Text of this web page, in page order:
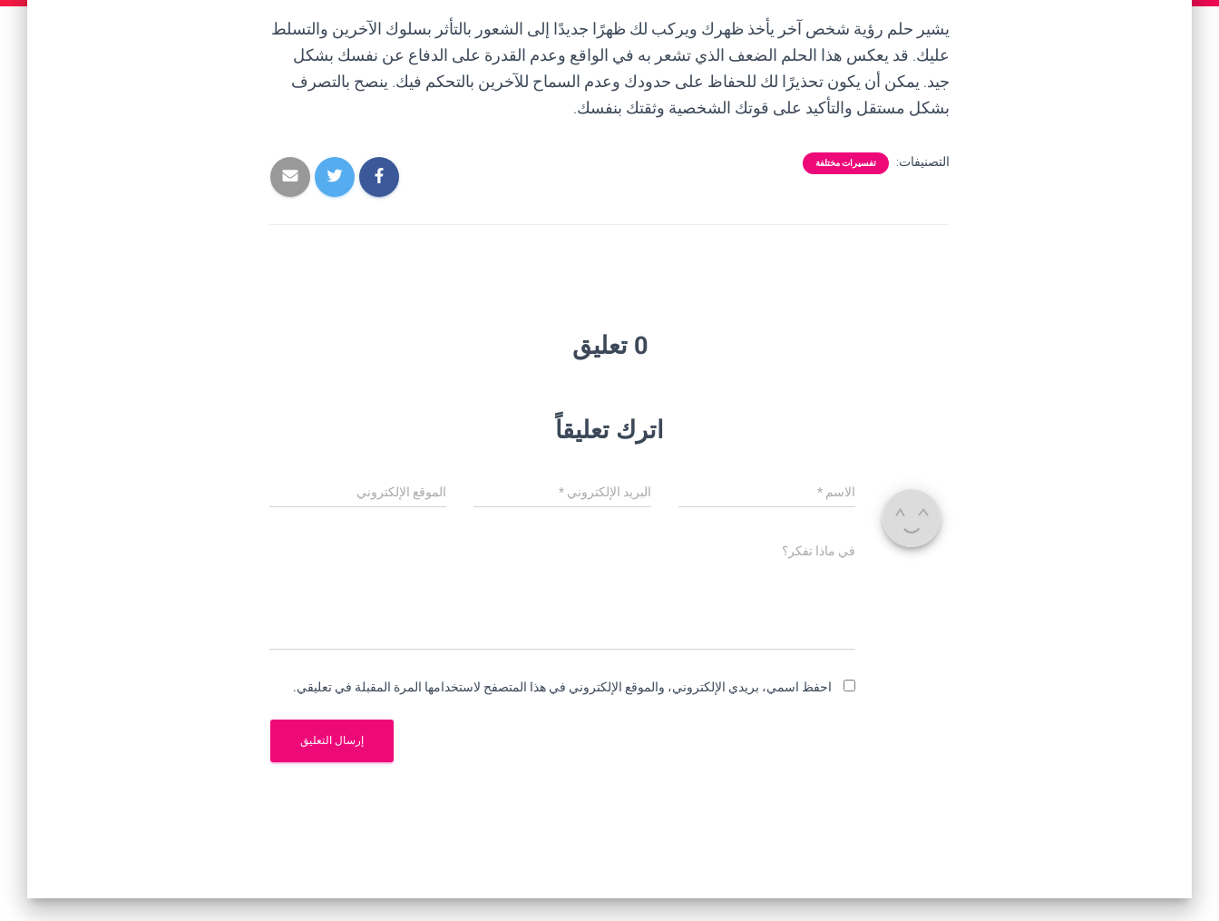
يشير حلم رؤية شخص آخر يأخذ ظهرك ويركب لك ظهرًا جديدًا إلى الشعور بالتأثر بسلوك الآخرين والتسلط
عليك. قد يعكس هذا الحلم الضعف الذي تشعر به في الواقع وعدم القدرة على الدفاع عن نفسك بشكل
جيد. يمكن أن يكون تحذيرًا لك للحفاظ على حدودك وعدم السماح للآخرين بالتحكم فيك. ينصح بالتصرف
بشكل مستقل والتأكيد على قوتك الشخصية وثقتك بنفسك.
التصنيفات: تفسيرات مختلفة
0 تعليق
اترك تعليقاً
الاسم * البريد الإلكتروني* الموقع الإلكتروني
في ماذا تفكر؟
احفظ اسمي، بريدي الإلكتروني، والموقع الإلكتروني في هذا المتصفح لاستخدامها المرة المقبلة في تعليقي.